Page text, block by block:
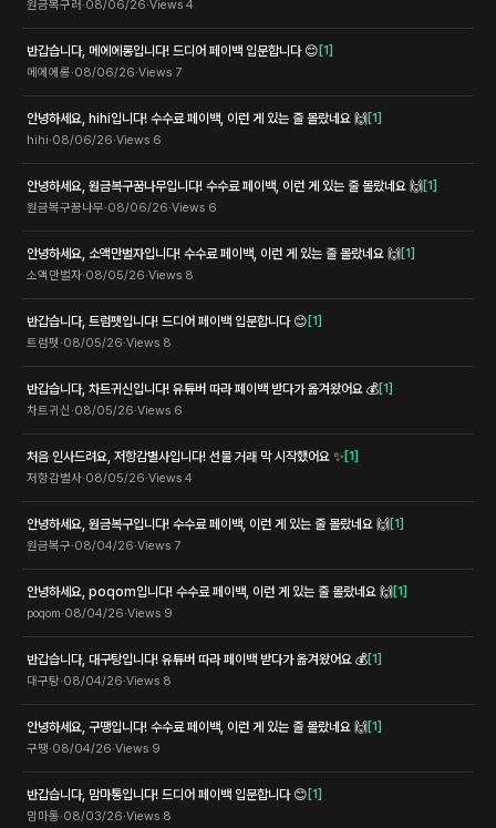
원금복구러·08/06/26·Views 4
반갑습니다, 메에에롱입니다! 드디어 페이백 입문합니다 😊 [1]
메에에롱·08/06/26·Views 7
안녕하세요, hihi입니다! 수수료 페이백, 이런 게 있는 줄 몰랐네요 🙌 [1]
hihi·08/06/26·Views 6
안녕하세요, 원금복구꿈나무입니다! 수수료 페이백, 이런 게 있는 줄 몰랐네요 🙌 [1]
원금복구꿈나무·08/06/26·Views 6
안녕하세요, 소액만벌자입니다! 수수료 페이백, 이런 게 있는 줄 몰랐네요 🙌 [1]
소액만벌자·08/05/26·Views 8
반갑습니다, 트럼펫입니다! 드디어 페이백 입문합니다 😊 [1]
트럼펫 ·08/05/26·Views 8
반갑습니다, 차트귀신입니다! 유튜버 따라 페이백 받다가 옮겨왔어요 💰[1]
차트귀신 ·08/05/26·Views 6
처음 인사드려요, 저항감별사입니다! 선물 거래 막 시작했어요 ✨ [1]
저항감별사·08/05/26·Views 4
안녕하세요, 원금복구입니다! 수수료 페이백, 이런 게 있는 줄 몰랐네요 🙌 [1]
원금복구·08/04/26·Views 7
안녕하세요, poqom입니다! 수수료 페이백, 이런 게 있는 줄 몰랐네요 🙌 [1]
poqom·08/04/26·Views 9
반갑습니다, 대구탕입니다! 유튜버 따라 페이백 받다가 옮겨왔어요 💰[1]
대구탕·08/04/26·Views 8
안녕하세요, 구땡입니다! 수수료 페이백, 이런 게 있는 줄 몰랐네요 🙌 [1]
구땡·08/04/26·Views 9
반갑습니다, 맘마통입니다! 드디어 페이백 입문합니다 😊 [1]
맘마통·08/03/26·Views 8